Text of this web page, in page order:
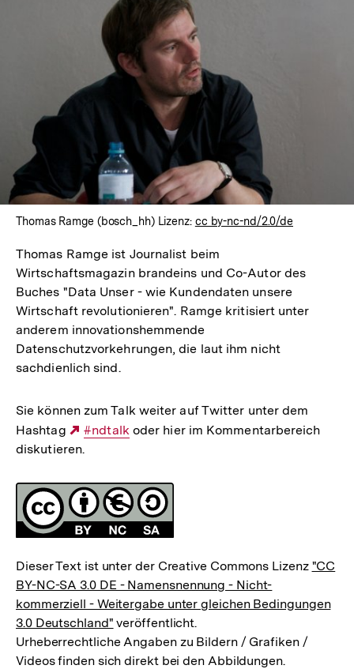
In
Lightbox
öffnen
Thomas Ramge (bosch_hh) Lizenz: cc by-nc-nd/2.0/de
Thomas Ramge ist Journalist beim
Wirtschaftsmagazin brandeins und Co-Autor des
Buches "Data Unser - wie Kundendaten unsere
Wirtschaft revolutionieren". Ramge kritisiert unter
anderem innovationshemmende
Datenschutzvorkehrungen, die laut ihm nicht
sachdienlich sind.
Sie können zum Talk weiter auf Twitter unter dem
Hashtag
Externer
Link:
#ndtalkoder hier im Kommentarbereich
diskutieren.
Fussnoten
Lizenz
Dieser Text ist unter der Creative Commons Lizenz "CC
BY-NC-SA 3.0 DE - Namensnennung - Nicht-
kommerziell - Weitergabe unter gleichen Bedingungen
3.0 Deutschland" veröffentlicht.
Urheberrechtliche Angaben zu Bildern / Grafiken /
Videos finden sich direkt bei den Abbildungen.